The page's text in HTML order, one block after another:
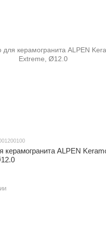
керамогранита ALPEN